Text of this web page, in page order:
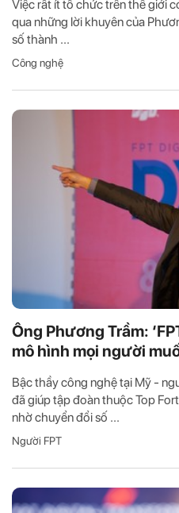
Việc rất ít tổ chức trên thế giới
qua những lời khuyên của
số thành ...
Công nghệ
Ông Phương Trầm:
mô hình mọi người
Bậc thầy công nghệ tại Mỹ -
đã giúp tập đoàn thuộc Top
nhờ chuyển đổi số ...
Người FPT